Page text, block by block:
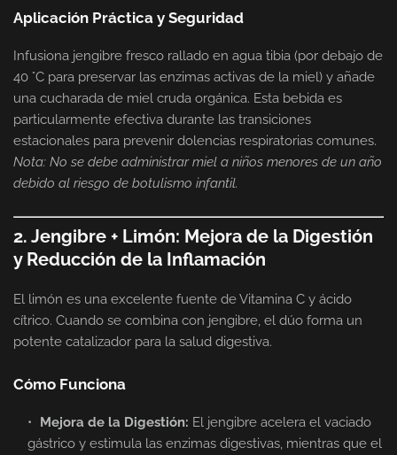
Aplicación Práctica y Seguridad
Infusiona jengibre fresco rallado en agua tibia (por debajo de
40 °C para preservar las enzimas activas de la miel) y añade
una cucharada de miel cruda orgánica. Esta bebida es
particularmente efectiva durante las transiciones
estacionales para prevenir dolencias respiratorias comunes.
Nota: No se debe administrar miel a niños menores de un año
debido al riesgo de botulismo infantil.
2. Jengibre + Limón: Mejora de la Digestión
y Reducción de la Inflamación
El limón es una excelente fuente de Vitamina C y ácido
cítrico. Cuando se combina con jengibre, el dúo forma un
potente catalizador para la salud digestiva.
Cómo Funciona
Mejora de la Digestión: El jengibre acelera el vaciado
gástrico y estimula las enzimas digestivas, mientras que el